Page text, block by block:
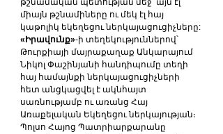
թշնամական պետության մեջ՝ այն էլ
միայն թշնամիները ու մեկ էլ հայ
կաթոլիկ եկեղեցու ներկայացուցիչները:
«Իրավունք»-ի տեղեկություններով՝
Թուրքիայի մայրաքաղաք Անկարայում
Նիկոլ Փաշինյանի հանդիպումը տեղի
հայ համայնքի ներկայացուցիչների
հետ անցկացվել է ակնհայտ
սառնությամբ ու առանց Հայ
Առաքելական Եկեղեցու ներկայության։
Պոլսո Հայոց Պատրիարքարանը